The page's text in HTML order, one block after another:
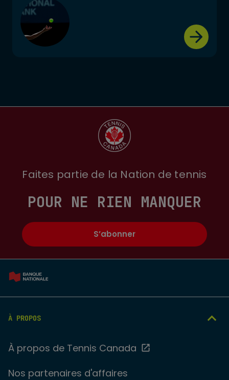
À PROPOS
À propos de Tennis Canada
Nos partenaires d'affaires
Faites partie de la Nation de tennis
POUR NE RIEN MANQUER
S’abonner